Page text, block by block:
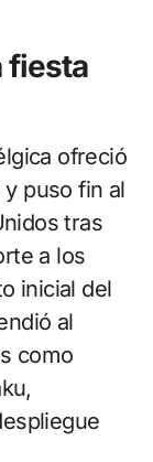
fiesta
ofreció
puso fin al
tras
a los
inicial del
al
como